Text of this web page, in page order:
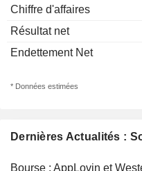
Dernières Actualités :
Bourse : AppLovin et
Chiffre d'affaires
Résultat net
Endettement Net
* Données estimées